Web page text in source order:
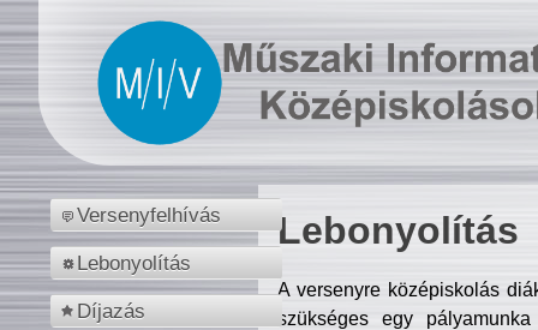
Versenyfelhívás
Lebonyolítás
Díjazás
Lebonyolítás
A versenyre középiskolás
szükséges egy